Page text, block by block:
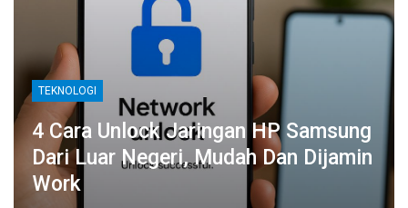
TEKNOLOGI
4 Cara Unlock Jaringan HP Samsung
Dari Luar Negeri, Mudah Dan Dijamin
Work